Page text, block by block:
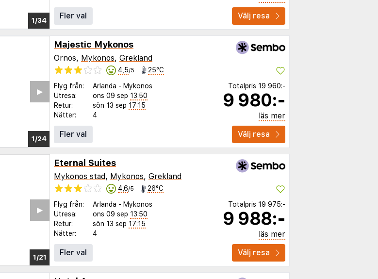
1/30
Fler val
Välj resa
1/20
▶︎
Majestic Mykonos
Ornos, Mykonos, Grekland
4,5/5 25°C
Flyg från: Arlanda - Mykonos
Utresa:
ons 09 sep 13:50
Retur:
sön 13 sep 17:15
Nätter:
4
Totalpris 19 960:-
9 980:-
läs mer
Fler val
Välj resa
1/17
▶︎
Eternal Suites
Mykonos stad, Mykonos, Grekland
4,6/5 26°C
Flyg från: Arlanda - Mykonos
Utresa:
ons 09 sep 13:50
Retur:
sön 13 sep 17:15
Nätter:
4
Totalpris 19 975:-
9 988:-
läs mer
Fler val
Välj resa